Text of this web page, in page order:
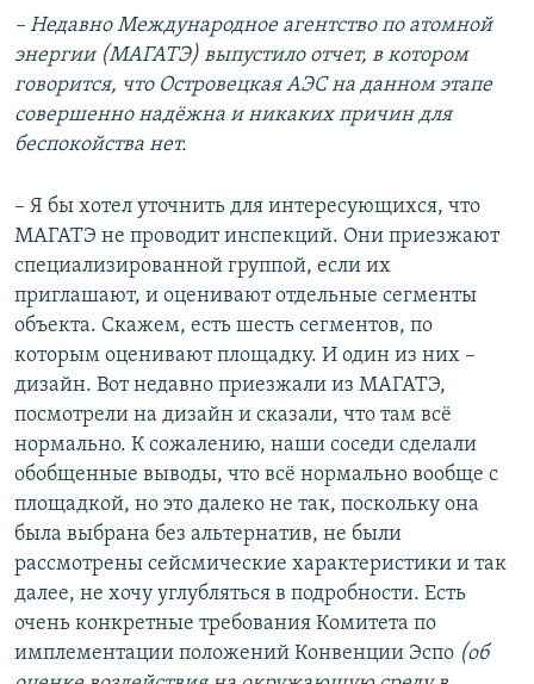
– Недавно Международное агентство по атомной
энергии (МАГАТЭ) выпустило отчет, в котором
говорится, что Островецкая АЭС на данном этапе
совершенно надёжна и никаких причин для
беспокойства нет.
– Я бы хотел уточнить для интересующихся, что
МАГАТЭ не проводит инспекций. Они приезжают
специализированной группой, если их
приглашают, и оценивают отдельные сегменты
объекта. Скажем, есть шесть сегментов, по
которым оценивают площадку. И один из них –
дизайн. Вот недавно приезжали из МАГАТЭ,
посмотрели на дизайн и сказали, что там всё
нормально. К сожалению, наши соседи сделали
обобщенные выводы, что всё нормально вообще с
площадкой, но это далеко не так, поскольку она
была выбрана без альтернатив, не были
рассмотрены сейсмические характеристики и так
далее, не хочу углубляться в подробности. Есть
очень конкретные требования Комитета по
имплементации положений Конвенции Эспо (об